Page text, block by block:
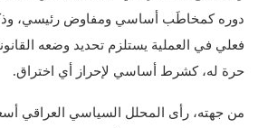
دوره كمخاطَب أساسي ومفاوض رئيسي،
فعلي في العملية يستلزم تحديد وضعه
حرة له، كشرط أساسي لإحراز أي اختراق.
من جهته، رأى المحلل السياسي العراقي